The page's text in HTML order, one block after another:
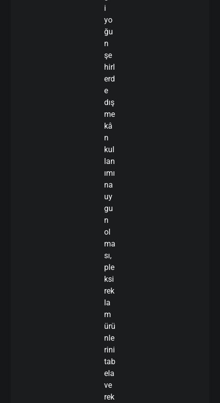
i
yo
ğu
n
şe
hirl
erd
e
dış
me
kâ
n
kul
lan
ımı
na
uy
gu
n
ol
ma
sı,
ple
ksi
rek
la
m
ürü
nle
rini
tab
ela
ve
rek